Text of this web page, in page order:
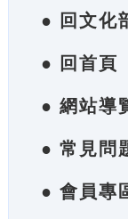
● 回文化
● 回首頁
● 網站導
● 常見問
● 會員專